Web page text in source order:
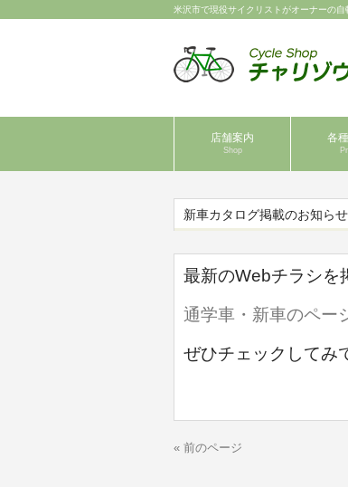
米沢市で現役サイクリストがオーナーの
店舗案内
Shop
各
新車カタログ掲載のお知らせ
最新のWebチラシを
通学車・新車のペー
ぜひチェックしてみ
« 前のページ